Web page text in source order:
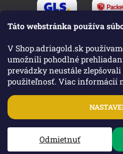
Táto webstránka používa
V Shop.adriagold.sk
umožnili pohodlné
prevádzky neustále
použiteľnosť. Viac informácií
Odmietnuť
Copyright 2026
Upraviť